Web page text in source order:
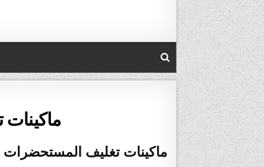
ماكينات
ماكينات تغليف المستحضرات بكل أنواعها